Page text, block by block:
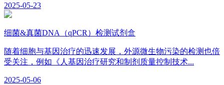
2025-05-23
细菌&真菌DNA（qPCR）检测试剂盒
随着细胞与基因治疗的迅速发展，外源微生物污染的检测也倍
受关注，例如《人基因治疗研究和制剂质量控制技术...
2025-05-06